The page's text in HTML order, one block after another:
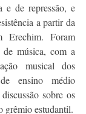
e de repressão, e
a partir da
Erechim. Foram
música, com a
musical dos
ensino médio
sobre os
grêmio estudantil.